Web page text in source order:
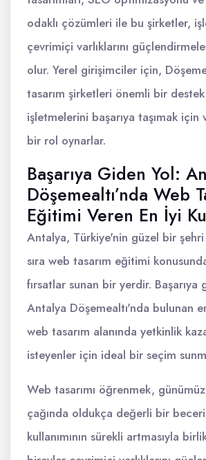
odaklı çözümleri ile bu şirketler,
çevrimiçi varlıklarını
olur. Yerel girişimciler için,
tasarım şirketleri önemli bir destek
işletmelerini başarıya taşımak için
bir rol oynarlar.
Başarıya Giden Yol:
Döşemealtı’nda Web
Eğitimi Veren En İyi
Antalya, Türkiye'nin güzel bir şehri
sıra web tasarım eğitimi
fırsatlar sunan bir yerdir. Başarıya
Antalya Döşemealtı'nda bulunan
web tasarım alanında yetkinlik
isteyenler için ideal bir seçim
Web tasarımı öğrenmek,
çağında oldukça değerli bir
kullanımının sürekli artmasıyla